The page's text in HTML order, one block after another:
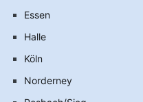
Essen
Halle
Köln
Norderney